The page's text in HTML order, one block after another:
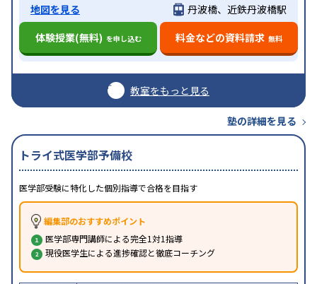
地図を見る
丹波橋、近鉄丹波橋駅
体験授業(無料) を申し込む 料金などの資料請求 無料
教室をもっと見る
塾の詳細を見る
トライ式医学部予備校
医学部受験に特化した個別指導で合格を目指す
編集部のおすすめポイント
医学部専門講師による完全1対1指導
現役医学生による進捗確認と徹底コーチング